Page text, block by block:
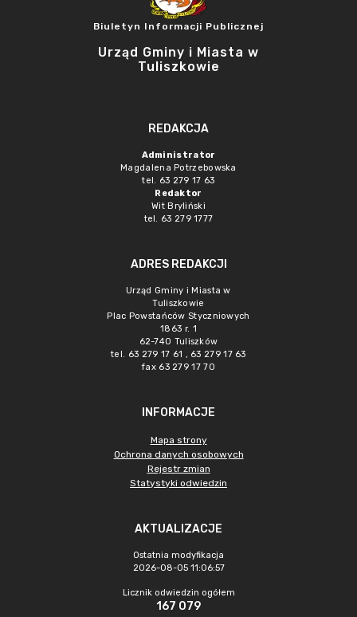
Biuletyn Informacji Publicznej
Urząd Gminy i Miasta w
Tuliszkowie
REDAKCJA
Administrator
Magdalena Potrzebowska
tel. 63 279 17 63
Redaktor
Wit Bryliński
tel. 63 279 1777
ADRES REDAKCJI
Urząd Gminy i Miasta w
Tuliszkowie
Plac Powstańców Styczniowych
1863 r. 1
62-740 Tuliszków
tel. 63 279 17 61 , 63 279 17 63
fax 63 279 17 70
INFORMACJE
Mapa strony
Ochrona danych osobowych
Rejestr zmian
Statystyki odwiedzin
AKTUALIZACJE
Ostatnia modyfikacja
2026-08-05 11:06:57
Licznik odwiedzin ogółem
167 079